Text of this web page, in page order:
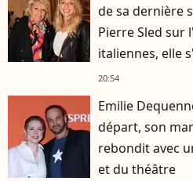
de sa dernière
Pierre Sled sur
italiennes, elle
20:54
Emilie
départ, son
rebondit avec
et du théâtre